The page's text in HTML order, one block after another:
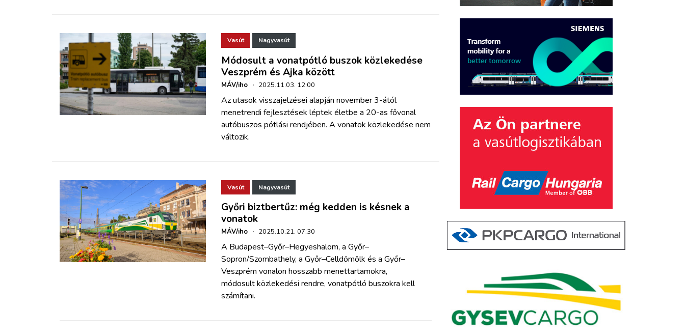
Vasút Nagyvasút
Módosult a vonatpótló buszok közlekedése
Veszprém és Ajka között
MÁV/iho · 2025.11.03. 12:00
Az utasok visszajelzései alapján november 3-ától
menetrendi fejlesztések léptek életbe a 20-as fővonal
autóbuszos pótlási rendjében. A vonatok közlekedése nem
változik.
Vasút Nagyvasút
Győri biztbertűz: még kedden is késnek a
vonatok
MÁV/iho · 2025.10.21. 07:30
A Budapest–Győr–Hegyeshalom, a Győr–
Sopron/Szombathely, a Győr–Celldömölk és a Győr–
Veszprém vonalon hosszabb menettartamokra,
módosult közlekedési rendre, vonatpótló buszokra kell
számítani.